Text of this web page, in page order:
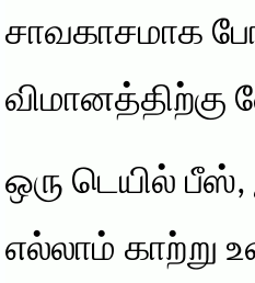
சாவகாசமாக
ஒரு டெயில்
எல்லாம் காற்று